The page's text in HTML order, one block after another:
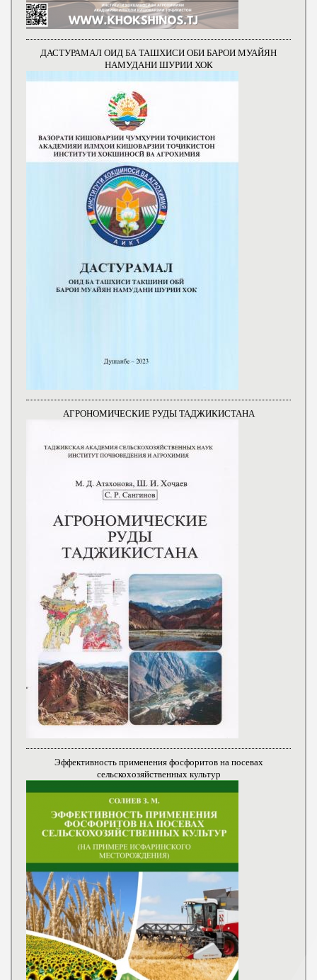
ДАСТУРАМАЛ ОИД БА ТАШХИСИ ОБИ БАРОИ МУАЙЯН
НАМУДАНИ ШУРИИ ХОК
АГРОНОМИЧЕСКИЕ РУДЫ ТАДЖИКИСТАНА
Эффективность применения фосфоритов на посевах
сельскохозяйственных культур